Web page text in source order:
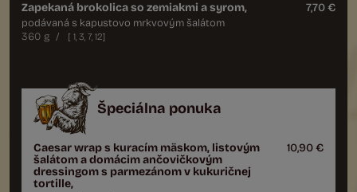
Zapekaná brokolica so zemiakmi a syrom, 7,70 €
podávaná s kapustovo mrkvovým šalátom
360 g / [ 1, 3, 7, 12]
Špeciálna ponuka
Caesar wrap s kuracím mäskom, listovým
šalátom a domácim ančovičkovým
dressingom s parmezánom v kukuričnej
tortille,
10,90 €